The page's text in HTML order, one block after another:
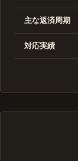
主な返済周期
対応実績